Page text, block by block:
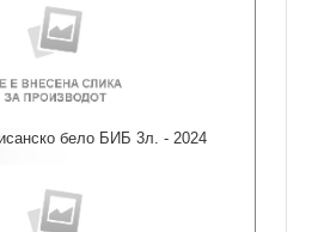
бело БИБ 3л. - 2024